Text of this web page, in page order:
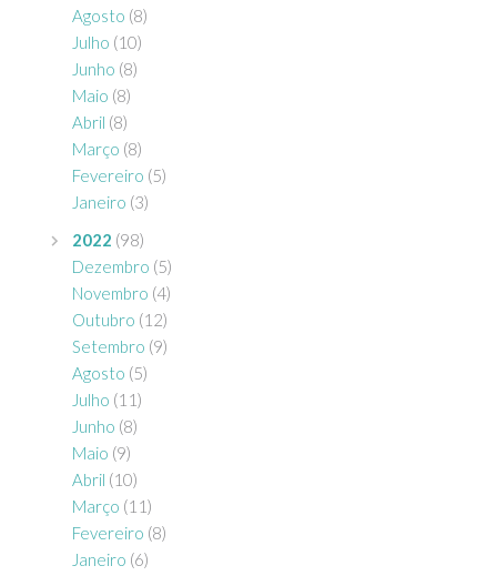
Agosto (8)
Julho (10)
Junho (8)
Maio (8)
Abril (8)
Março (8)
Fevereiro (5)
Janeiro (3)
2022 (98)
Dezembro (5)
Novembro (4)
Outubro (12)
Setembro (9)
Agosto (5)
Julho (11)
Junho (8)
Maio (9)
Abril (10)
Março (11)
Fevereiro (8)
Janeiro (6)